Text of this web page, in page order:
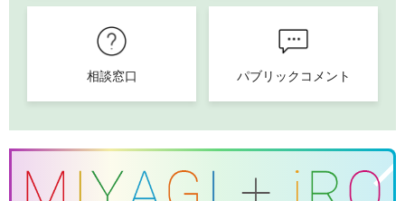
相談窓口 パブリックコメント